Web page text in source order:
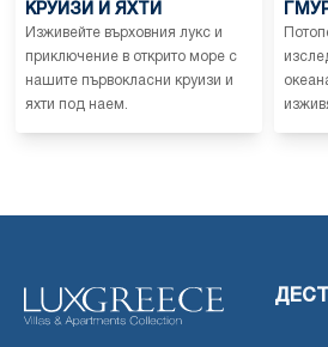
КРУИЗИ И ЯХТИ
Изживейте върховния лукс и
приключение в открито море с
нашите първокласни круизи и
яхти под наем.